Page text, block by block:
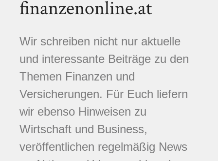
finanzenonline.at
Wir schreiben nicht nur aktuelle
und interessante Beiträge zu den
Themen Finanzen und
Versicherungen. Für Euch liefern
wir ebenso Hinweisen zu
Wirtschaft und Business,
veröffentlichen regelmäßig News